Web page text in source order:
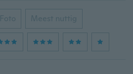
Foto Meest nuttig